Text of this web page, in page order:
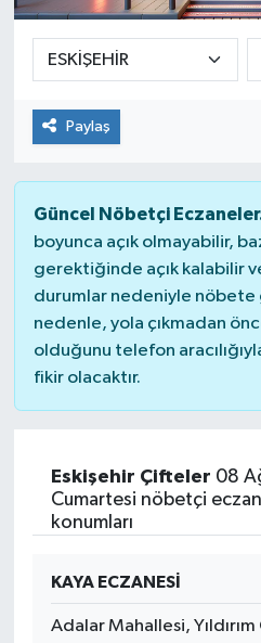
Paylaş
Güncel Nöbetçi
boyunca açık olmayabilir,
gerektiğinde açık kalabilir
durumlar nedeniyle nöbete
nedenle, yola çıkmadan
olduğunu telefon
fikir olacaktır.
Eskişehir Çifteler 08
Cumartesi nöbetçi
konumları
KAYA ECZANESİ
Adalar Mahallesi,
SPOR
İLÇELERİMİZ
RESMİ İLAN